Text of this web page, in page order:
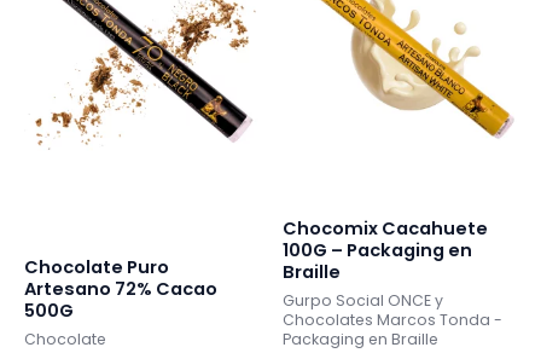
Chocolate Puro
Artesano 72% Cacao
500G
Chocolate
Chocomix Cacahuete
100G – Packaging en
Braille
Gurpo Social ONCE y
Chocolates Marcos Tonda -
Packaging en Braille